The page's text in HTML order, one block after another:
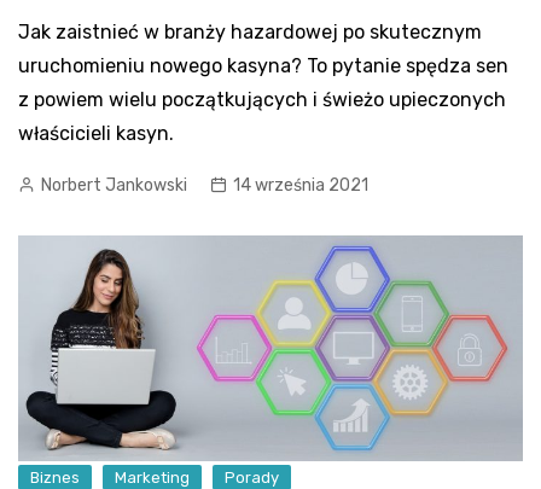
Jak zaistnieć w branży hazardowej po skutecznym
uruchomieniu nowego kasyna? To pytanie spędza sen
z powiem wielu początkujących i świeżo upieczonych
właścicieli kasyn.
Norbert Jankowski 14 września 2021
Biznes Marketing Porady